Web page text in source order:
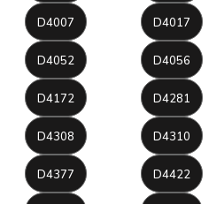
D4007 D4017
D4052 D4056
D4172 D4281
D4308 D4310
D4377 D4422